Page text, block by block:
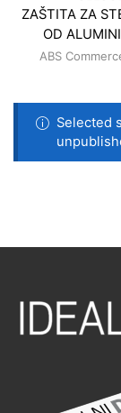
ZAŠTITA ZA
OD
ABS
Selected